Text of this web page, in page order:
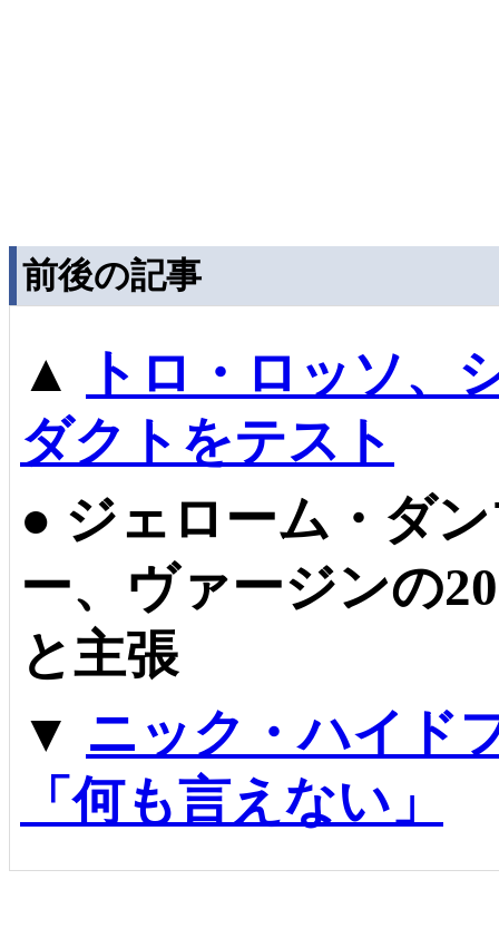
前後の記事
▲
トロ・ロッソ、
ダクトをテスト
● ジェローム・ダ
ー、ヴァージンの
と主張
▼ ニック・ハイド
「何も言えない」